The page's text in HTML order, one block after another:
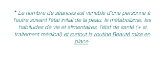
* Le nombre de séancesest variable d'une personne à
l'autre suivant l'état initial de la peau, le métabolisme, les
habitudes de vie et alimentaires, l'état de santé (+ si
traitement médical) et surtout la routine Beauté mise en
place.